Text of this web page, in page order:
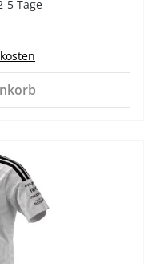
5 Tage